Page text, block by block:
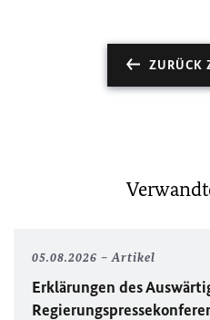
ZURÜCK
05.08.2026 Artikel
Erklärungen des